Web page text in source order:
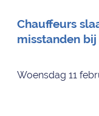
Chauffeurs
misstanden
Woensdag 11